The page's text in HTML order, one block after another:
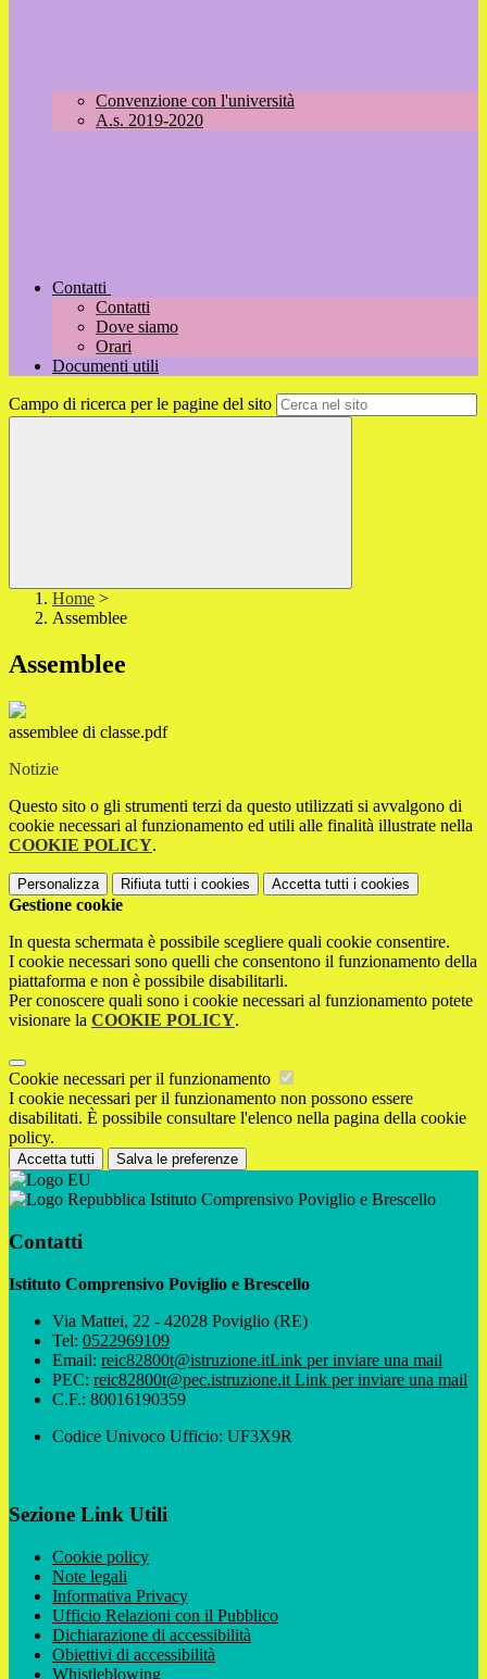
Convenzione con l'università
A.s. 2019-2020
Contatti
Contatti
Dove siamo
Orari
Documenti utili
Campo di ricerca per le pagine del sito
Home >
Assemblee
Assemblee
assemblee di classe.pdf
Notizie
Questo sito o gli strumenti terzi da questo utilizzati si avvalgono di
cookie necessari al funzionamento ed utili alle finalità illustrate nella
COOKIE POLICY.
Personalizza Rifiuta tutti i cookies Accetta tutti i cookies
Gestione cookie
In questa schermata è possibile scegliere quali cookie consentire.
I cookie necessari sono quelli che consentono il funzionamento della
piattaforma e non è possibile disabilitarli.
Per conoscere quali sono i cookie necessari al funzionamento potete
visionare la COOKIE POLICY.
Cookie necessari per il funzionamento
I cookie necessari per il funzionamento non possono essere
disabilitati. È possibile consultare l'elenco nella pagina della cookie
policy.
Accetta tutti Salva le preferenze
Istituto Comprensivo Poviglio e Brescello
Contatti
Istituto Comprensivo Poviglio e Brescello
Via Mattei, 22 - 42028 Poviglio (RE)
Tel: 0522969109
Email: reic82800t@istruzione.itLink per inviare una mail
PEC: reic82800t@pec.istruzione.it Link per inviare una mail
C.F.: 80016190359
Codice Univoco Ufficio: UF3X9R
Sezione Link Utili
Cookie policy
Note legali
Informativa Privacy
Ufficio Relazioni con il Pubblico
Dichiarazione di accessibilità
Obiettivi di accessibilità
Whistleblowing